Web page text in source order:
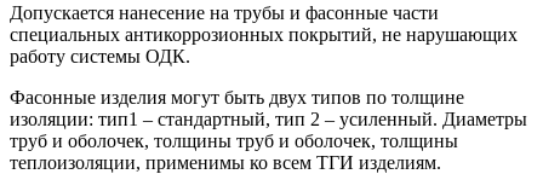
Допускается нанесение на трубы и фасонные части
специальных антикоррозионных покрытий, не нарушающих
работу системы ОДК.
Фасонные изделия могут быть двух типов по толщине
изоляции: тип1 – стандартный, тип 2 – усиленный. Диаметры
труб и оболочек, толщины труб и оболочек, толщины
теплоизоляции, применимы ко всем ТГИ изделиям.